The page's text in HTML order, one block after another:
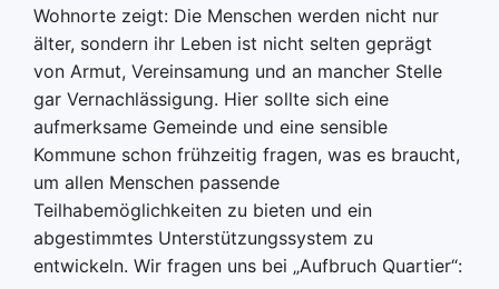
Wohnorte zeigt: Die Menschen werden nicht nur
älter, sondern ihr Leben ist nicht selten geprägt
von Armut, Vereinsamung und an mancher Stelle
gar Vernachlässigung. Hier sollte sich eine
aufmerksame Gemeinde und eine sensible
Kommune schon frühzeitig fragen, was es braucht,
um allen Menschen passende
Teilhabemöglichkeiten zu bieten und ein
abgestimmtes Unterstützungssystem zu
entwickeln. Wir fragen uns bei „Aufbruch Quartier“: